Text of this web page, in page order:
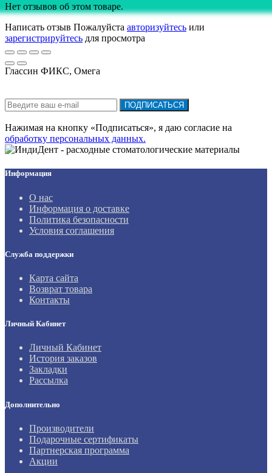
Нет отзывов об этом товаре.
Написать отзыв Пожалуйста авторизуйтесь или
зарегистрируйтесь для просмотра
Глассин ФИКС, Омега
ПОДПИСАТЬСЯ
Нажимая на кнопку «Подписаться», я даю cогласие на
обработку персональных данных.
Информация
О нас
Информация о доставке
Политика безопасности
Условия соглашения
Служба поддержки
Карта сайта
Возврат товара
Контакты
Личный Кабинет
Личный Кабинет
История заказов
Закладки
Рассылка
Дополнительно
Производители
Подарочные сертификаты
Партнерская программа
Акции